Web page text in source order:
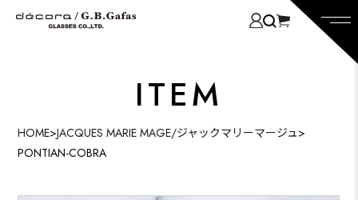
ITEM
HOME>JACQUES MARIE MAGE/ジャックマリーマージュ>
PONTIAN-COBRA